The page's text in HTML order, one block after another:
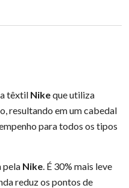
têxtil Nikeque utiliza
resultando em um cabedal
para todos os tipos
pela Nike. É 30% mais leve
reduz os pontos de